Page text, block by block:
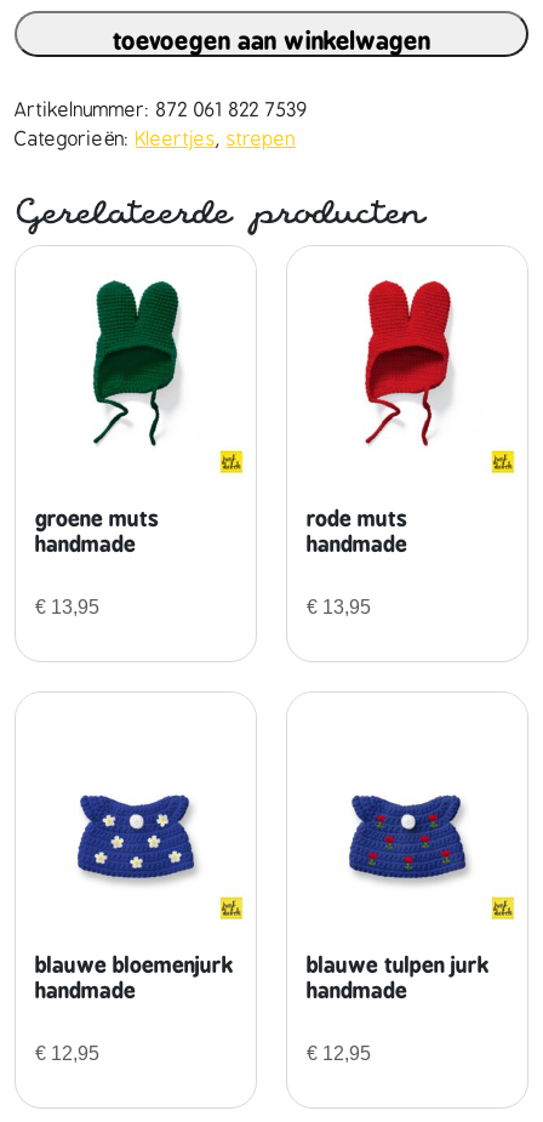
d
e
t
r
p
e
a
toevoegen aan winkelwagen
Artikelnummer: 872 061 822 7539
Categorieën: Kleertjes, strepen
Gerelateerde producten
groene muts
handmade
€ 13,95
rode muts
handmade
€ 13,95
blauwe bloemenjurk
handmade
€ 12,95
blauwe tulpen jurk
handmade
€ 12,95